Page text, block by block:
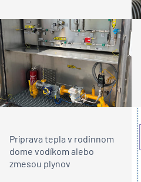
Príprava tepla v rodinnom
dome vodíkom alebo
zmesou plynov